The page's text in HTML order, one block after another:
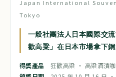
Japan International
Tokyo
一般社團法人日本國際交
歡高粱」在日本市場拿下銅
得獎產品 狂歡高粱 ‧ 高粱酒漬